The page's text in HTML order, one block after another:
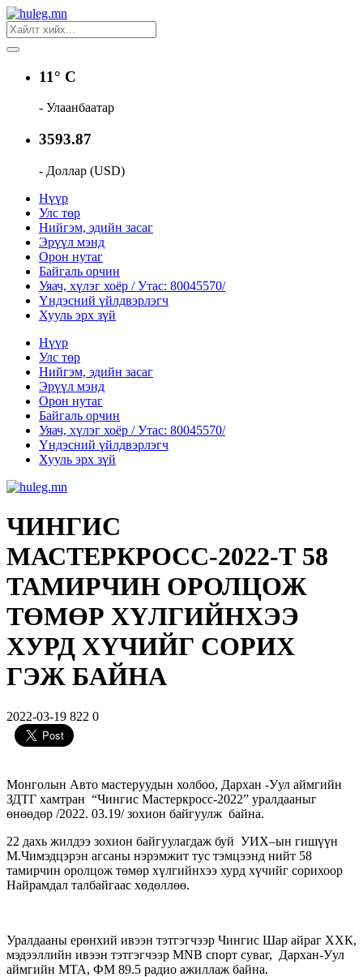
11° C
- Улаанбаатар
3593.87
- Доллар (USD)
Нүүр
Улс төр
Нийгэм, эдийн засаг
Эрүүл мэнд
Орон нутаг
Байгаль орчин
Уяач, хүлэг хоёр / Утас: 80045570/
Үндэсний үйлдвэрлэгч
Хууль эрх зүй
Нүүр
Улс төр
Нийгэм, эдийн засаг
Эрүүл мэнд
Орон нутаг
Байгаль орчин
Уяач, хүлэг хоёр / Утас: 80045570/
Үндэсний үйлдвэрлэгч
Хууль эрх зүй
ЧИНГИС
МАСТЕРКРОСС-2022-Т 58
ТАМИРЧИН ОРОЛЦОЖ
ТӨМӨР ХҮЛГИЙНХЭЭ
ХУРД ХҮЧИЙГ СОРИХ
ГЭЖ БАЙНА
2022-03-19 822 0
Монголын Авто мастеруудын холбоо, Дархан -Уул аймгийн
ЗДТГ хамтран “Чингис Мастеркросс-2022” уралдааныг
өнөөдөр /2022. 03.19/ зохион байгуулж байна.
22 дахь жилдээ зохион байгуулагдаж буй УИХ–ын гишүүн
М.Чимэдцэрэн агсаны нэрэмжит тус тэмцээнд нийт 58
тамирчин оролцож төмөр хүлгийнхээ хурд хүчийг сорихоор
Найрамдал талбайгаас хөдөллөө.
Уралдааны ерөнхий ивээн тэтгэгчээр Чингис Шар айраг ХХК,
мэдээллийн ивээн тэтгэгчээр МNB спорт суваг, Дархан-Уул
аймгийн МТА, ФМ 89.5 радио ажиллаж байна.